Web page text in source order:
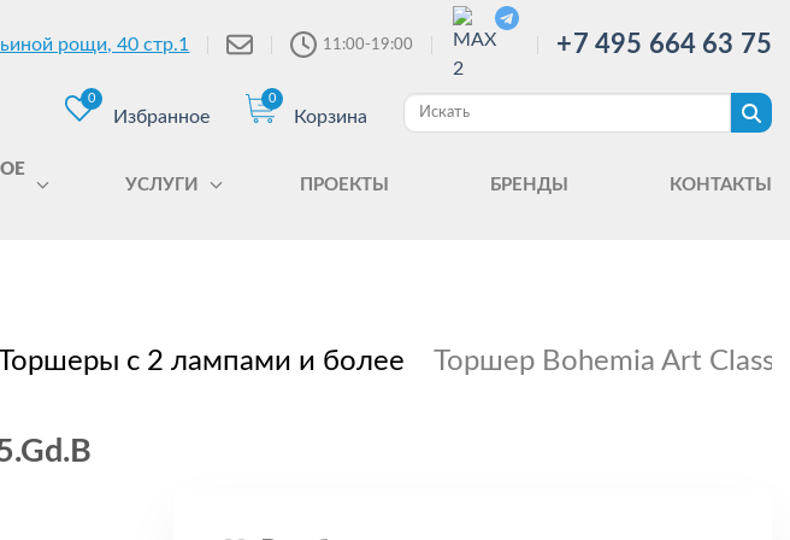
рощи, 40 стр.1 11:00-19:00 +7 495 664 63 75
0
Избранное
0
Корзина
УСЛУГИ ПРОЕКТЫ БРЕНДЫ КОНТАКТЫ
с 2 лампами и более Торшер Bohemia Art